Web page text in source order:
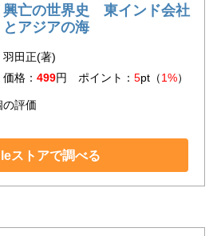
興亡の世界史 東インド会社
とアジアの海
羽田正(著)
価格： 499円 ポイント： 5pt（1%）
の評価
ストアで調べる